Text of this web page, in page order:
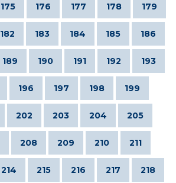
175 176 177 178 179
182 183 184 185 186
189 190 191 192 193
196 197 198 199
202 203 204 205
208 209 210 211
214 215 216 217 218